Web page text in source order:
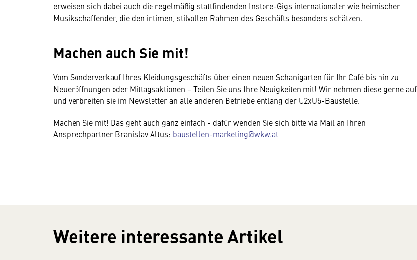
erweisen sich dabei auch die regelmäßig stattfindenden Instore-Gigs internationaler wie heimischer
Musikschaffender, die den intimen, stilvollen Rahmen des Geschäfts besonders schätzen.
Machen auch Sie mit!
Vom Sonderverkauf Ihres Kleidungsgeschäfts über einen neuen Schanigarten für Ihr Café bis hin zu
Neueröffnungen oder Mittagsaktionen – Teilen Sie uns Ihre Neuigkeiten mit! Wir nehmen diese gerne auf
und verbreiten sie im Newsletter an alle anderen Betriebe entlang der U2xU5-Baustelle.
Machen Sie mit! Das geht auch ganz einfach - dafür wenden Sie sich bitte via Mail an Ihren
Ansprechpartner Branislav Altus: baustellen-marketing@wkw.at
Weitere interessante Artikel